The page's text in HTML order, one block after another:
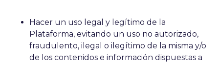
Hacer un uso legal y legítimo de la
Plataforma, evitando un uso no autorizado,
fraudulento, ilegal o ilegítimo de la misma y/o
de los contenidos e información dispuestas a